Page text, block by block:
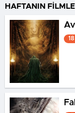
HAFTANIN